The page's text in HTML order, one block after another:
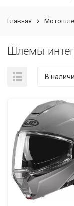
Главная
Шлемы
В